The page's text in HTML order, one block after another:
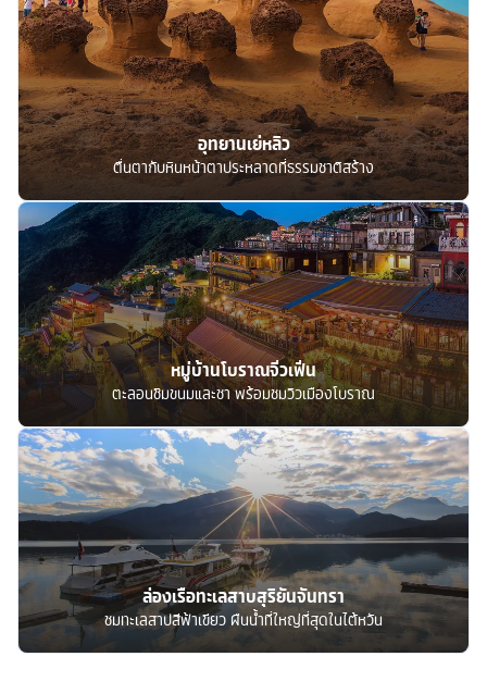
อุทยานเย่หลิว
ตื่นตากับหินหน้าตาประหลาดที่ธรรมชาติสร้าง
หมู่บ้านโบราณจิ่วเฟิ่น
ตะลอนชิมขนมและชา พร้อมชมวิวเมืองโบราณ
ล่องเรือทะเลสาบสุริยันจันทรา
ชมทะเลสาปสีฟ้าเขียว ผืนน้ำที่ใหญ่ที่สุดในไต้หวัน